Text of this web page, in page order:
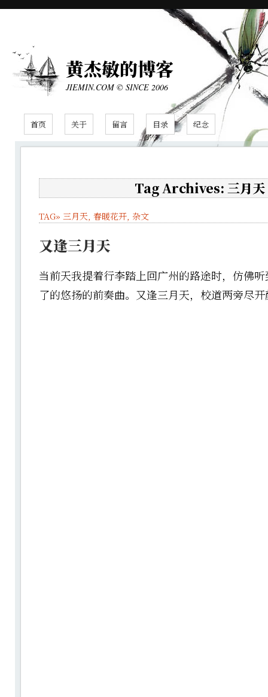
黄杰敏的博客
JIEMIN.COM © SINCE 2006
首页 关于 留言 目录 纪念
Tag Archives: 三月天
TAG» 三月天, 春暖花开, 杂文
又逢三月天
当前天我提着行李踏上回广州的路途时，仿佛
了的悠扬的前奏曲。又逢三月天，校道两旁尽